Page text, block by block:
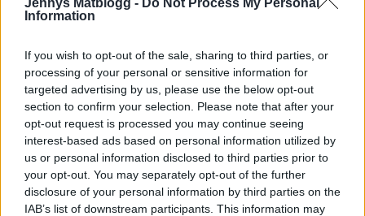
Information
If you wish to opt-out of the sale, sharing to third parties, or
processing of your personal or sensitive information for
targeted advertising by us, please use the below opt-out
section to confirm your selection. Please note that after your
opt-out request is processed you may continue seeing
interest-based ads based on personal information utilized by
us or personal information disclosed to third parties prior to
your opt-out. You may separately opt-out of the further
disclosure of your personal information by third parties on the
IAB’s list of downstream participants. This information may